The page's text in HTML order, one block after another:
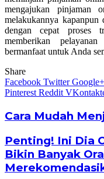
mengajukan pinjaman
melakukannya
dengan cepat proses
memberikan
bermanfaat untuk Anda
Share
Facebook Twitter Google+
Pinterest Reddit
Cara Mudah
Penting! Ini Dia
Bikin Banyak